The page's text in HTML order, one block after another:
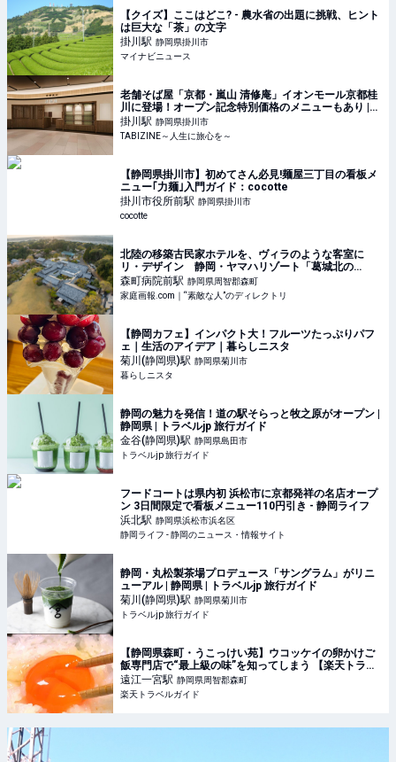
【クイズ】ここはどこ? - 農水省の出題に挑戦、ヒント
は巨大な「茶」の文字
掛川駅 静岡県掛川市
マイナビニュース
老舗そば屋「京都・嵐山 清修庵」イオンモール京都桂
川に登場！オープン記念特別価格のメニューもあり |
TABIZINE～人生に旅心を～
掛川駅 静岡県掛川市
TABIZINE～人生に旅心を～
【静岡県掛川市】初めてさん必見!麺屋三丁目の看板メ
ニュー｢力麺｣入門ガイド：cocotte
掛川市役所前駅 静岡県掛川市
cocotte
北陸の移築古民家ホテルを、ヴィラのような客室に
リ・デザイン 静岡・ヤマハリゾート「葛城北の
丸」 ※宿泊プレゼントあり | 家庭画報.com｜“素敵な
人”のディレクトリ
森町病院前駅 静岡県周智郡森町
家庭画報.com｜“素敵な人”のディレクトリ
【静岡カフェ】インパクト大！フルーツたっぷりパフ
ェ｜生活のアイデア｜暮らしニスタ
菊川(静岡県)駅 静岡県菊川市
暮らしニスタ
静岡の魅力を発信！道の駅そらっと牧之原がオープン |
静岡県 | トラベルjp 旅行ガイド
金谷(静岡県)駅 静岡県島田市
トラベルjp 旅行ガイド
フードコートは県内初 浜松市に京都発祥の名店オープ
ン 3日間限定で看板メニュー110円引き - 静岡ライフ
浜北駅 静岡県浜松市浜名区
静岡ライフ - 静岡のニュース・情報サイト
静岡・丸松製茶場プロデュース「サングラム」がリニ
ューアル | 静岡県 | トラベルjp 旅行ガイド
菊川(静岡県)駅 静岡県菊川市
トラベルjp 旅行ガイド
【静岡県森町・うこっけい苑】ウコッケイの卵かけご
飯専門店で“最上級の味”を知ってしまう 【楽天トラベ
ル】
遠江一宮駅 静岡県周智郡森町
楽天トラベルガイド